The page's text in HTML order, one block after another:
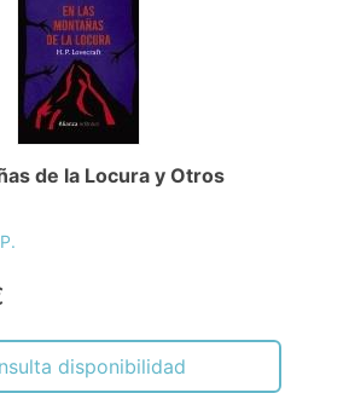
de la Locura y Otros
disponibilidad